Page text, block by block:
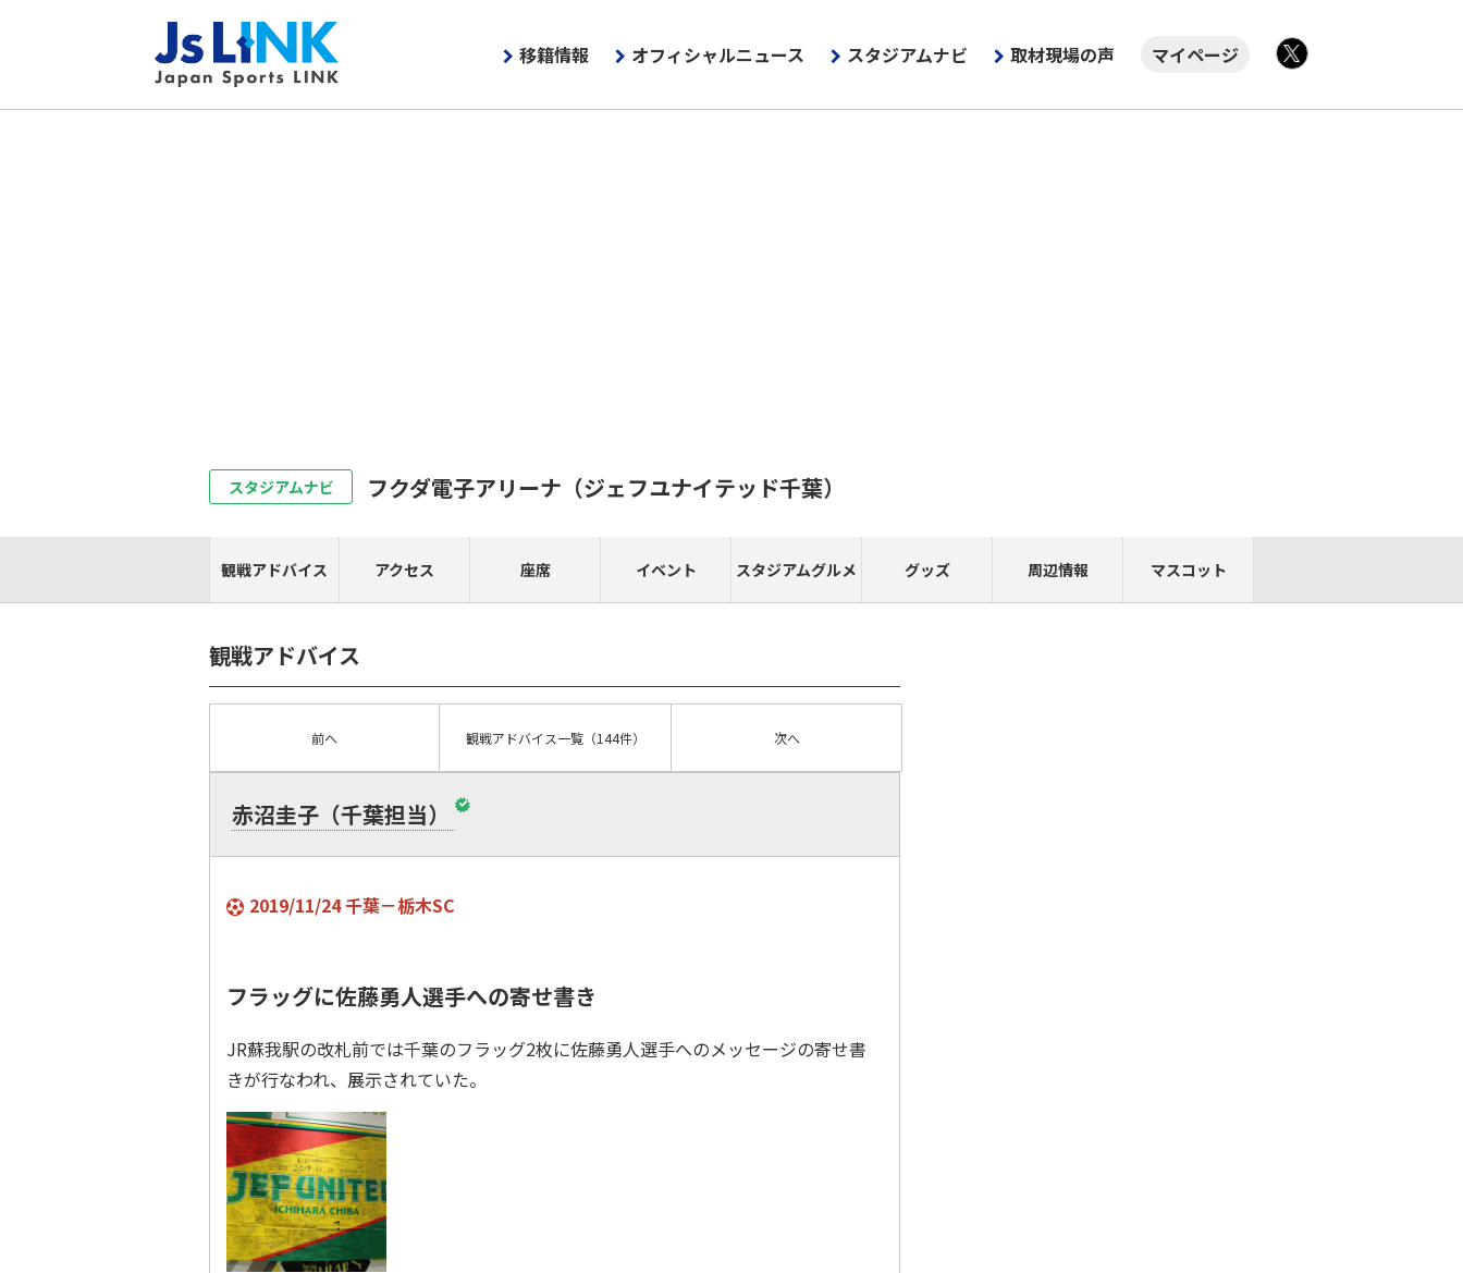
移籍情報 オフィシャルニュース スタジアムナビ 取材現場の声
マイページ
スタジアムナビ フクダ電子アリーナ （ジェフユナイテッド千葉）
観戦アドバイス アクセス 座席 イベント スタジアムグルメ グッズ 周辺情報 マスコット
観戦アドバイス
前へ 観戦アドバイス一覧（144件） 次へ
赤沼圭子（千葉担当）
2019/11/24 千葉－栃木SC
フラッグに佐藤勇人選手への寄せ書き
JR蘇我駅の改札前では千葉のフラッグ2枚に佐藤勇人選手へのメッセージの寄せ書
きが行なわれ、展示されていた。